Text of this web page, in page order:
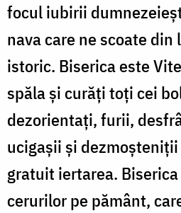
focul iubirii
nava care ne scoate
istoric. Biserica este
spăla şi curăţi toţi cei
dezorientaţi, furii,
ucigaşii şi
gratuit iertarea.
cerurilor pe pământ,